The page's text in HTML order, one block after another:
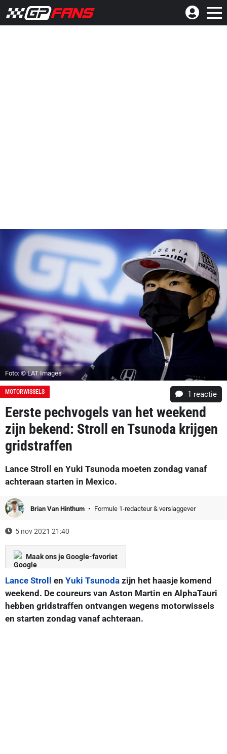
Foto: © LAT Images
MOTORWISSELS 1 reactie
Eerste pechvogels van het weekend
zijn bekend: Stroll en Tsunoda krijgen
gridstraffen
Lance Stroll en Yuki Tsunoda moeten zondag vanaf
achteraan starten in Mexico.
Brian Van Hinthum Formule 1-redacteur & verslaggever
5 nov 2021 21:40
Maak ons je Google-favoriet
Lance Stroll en Yuki Tsunoda zijn het haasje komend
weekend. De coureurs van Aston Martin en AlphaTauri
hebben gridstraffen ontvangen wegens motorwissels
en starten zondag vanaf achteraan.